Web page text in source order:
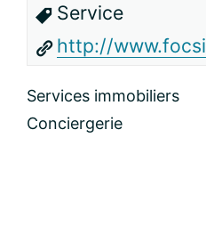
Service
http://
Services immobiliers
Conciergerie